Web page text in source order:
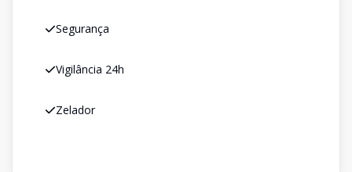
Segurança
Vigilância 24h
Zelador